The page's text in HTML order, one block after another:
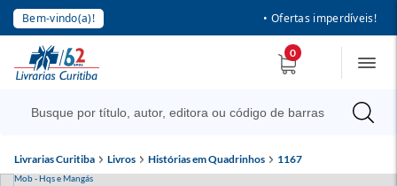
Bem-vindo(a)! • Ofertas imperdíveis!
0
Livrarias Curitiba Livros Histórias em Quadrinhos 1167